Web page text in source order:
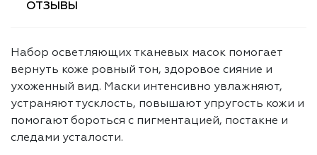
ОТЗЫВЫ
Набор осветляющих тканевых масок помогает
вернуть коже ровный тон, здоровое сияние и
ухоженный вид. Маски интенсивно увлажняют,
устраняют тусклость, повышают упругость кожи и
помогают бороться с пигментацией, постакне и
следами усталости.